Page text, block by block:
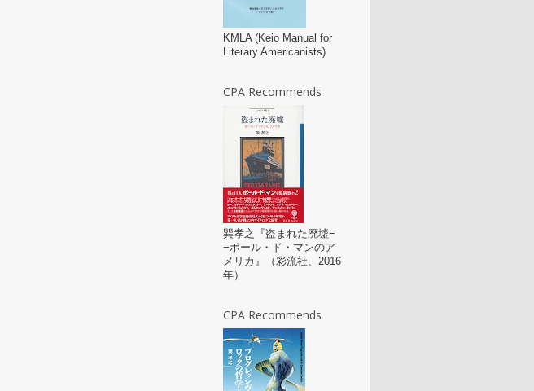
KMLA (Keio Manual for
Literary Americanists)
CPA Recommends
巽孝之『盗まれた廃墟−
−ポール・ド・マンのア
メリカ』（彩流社、2016
年）
CPA Recommends